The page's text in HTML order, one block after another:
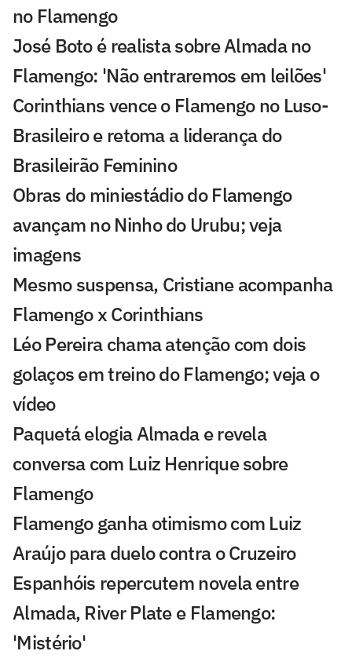
no Flamengo
José Boto é realista sobre Almada no
Flamengo: 'Não entraremos em leilões'
Corinthians vence o Flamengo no Luso-
Brasileiro e retoma a liderança do
Brasileirão Feminino
Obras do miniestádio do Flamengo
avançam no Ninho do Urubu; veja
imagens
Mesmo suspensa, Cristiane acompanha
Flamengo x Corinthians
Léo Pereira chama atenção com dois
golaços em treino do Flamengo; veja o
vídeo
Paquetá elogia Almada e revela
conversa com Luiz Henrique sobre
Flamengo
Flamengo ganha otimismo com Luiz
Araújo para duelo contra o Cruzeiro
Espanhóis repercutem novela entre
Almada, River Plate e Flamengo:
'Mistério'